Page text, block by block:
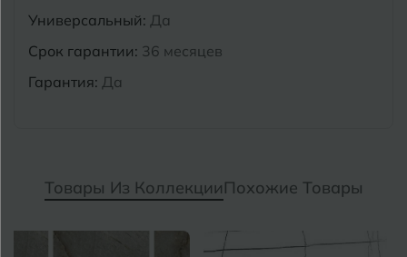
Универсальный: Да
Срок гарантии: 36 месяцев
Гарантия: Да
Товары Из КоллекцииПохожие Товары